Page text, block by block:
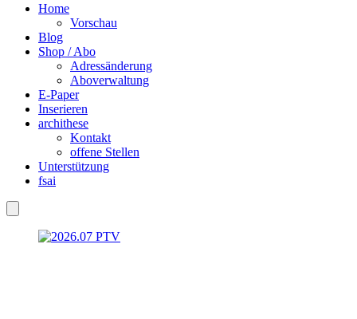
Home
Vorschau
Blog
Shop / Abo
Adressänderung
Aboverwaltung
E-Paper
Inserieren
archithese
Kontakt
offene Stellen
Unterstützung
fsai